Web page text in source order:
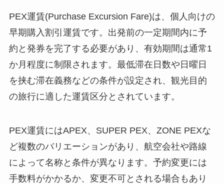
PEX運賃(Purchase Excursion Fare)は、個人向けの
早期購入割引運賃です。出発前の一定期間内に予
約と発券を完了する必要があり、有効期間は通常1
か月程度に制限されます。最低滞在日数や日曜日
を挟む滞在義務などの条件が設定され、観光目的
の旅行に適した運賃区分とされています。
PEX運賃にはAPEX、SUPER PEX、ZONE PEXな
ど複数のバリエーションがあり、航空会社や路線
によって名称と条件が異なります。予約変更には
手数料がかかるか、変更不可とされる場合もあり